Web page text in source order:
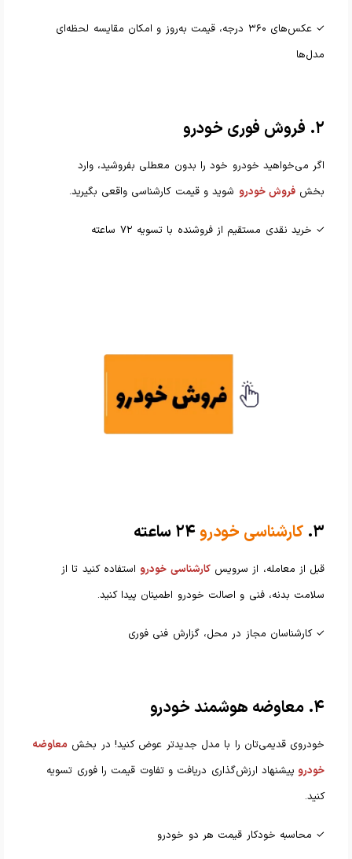
✓ عکس‌های ۳۶۰ درجه، قیمت به‌روز و امکان مقایسه لحظه‌ای
مدل‌ها
۲. فروش فوری خودرو
اگر می‌خواهید خودرو خود را بدون معطلی بفروشید، وارد
بخشفروش خودرو شوید و قیمت کارشناسی واقعی بگیرید.
✓ خرید نقدی مستقیم از فروشنده با تسویه ۷۲ ساعته
۳. کارشناسی خودرو۲۴ ساعته
قبل از معامله، از سرویسکارشناسی خودرواستفاده کنید تا از
سلامت بدنه، فنی و اصالت خودرو اطمینان پیدا کنید.
✓ کارشناسان مجاز در محل، گزارش فنی فوری
۴. معاوضه هوشمند خودرو
خودروی قدیمی‌تان را با مدل جدیدتر عوض کنید! در بخش معاوضه
خودرو پیشنهاد ارزش‌گذاری دریافت و تفاوت قیمت را فوری تسویه
کنید.
✓ محاسبه خودکار قیمت هر دو خودرو